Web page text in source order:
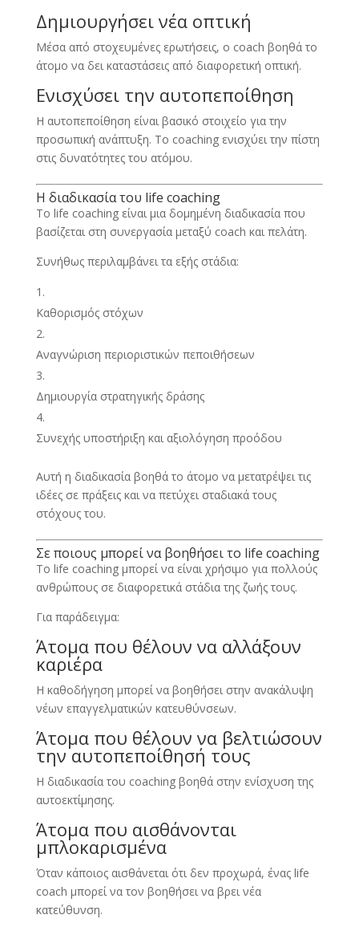
Δημιουργήσει νέα οπτική
Μέσα από στοχευμένες ερωτήσεις, ο coach βοηθά το
άτομο να δει καταστάσεις από διαφορετική οπτική.
Ενισχύσει την αυτοπεποίθηση
Η αυτοπεποίθηση είναι βασικό στοιχείο για την
προσωπική ανάπτυξη. Το coaching ενισχύει την πίστη
στις δυνατότητες του ατόμου.
Η διαδικασία του life coaching
Το life coaching είναι μια δομημένη διαδικασία που
βασίζεται στη συνεργασία μεταξύ coach και πελάτη.
Συνήθως περιλαμβάνει τα εξής στάδια:
Καθορισμός στόχων
Αναγνώριση περιοριστικών πεποιθήσεων
Δημιουργία στρατηγικής δράσης
Συνεχής υποστήριξη και αξιολόγηση προόδου
Αυτή η διαδικασία βοηθά το άτομο να μετατρέψει τις
ιδέες σε πράξεις και να πετύχει σταδιακά τους
στόχους του.
Σε ποιους μπορεί να βοηθήσει το life coaching
Το life coaching μπορεί να είναι χρήσιμο για πολλούς
ανθρώπους σε διαφορετικά στάδια της ζωής τους.
Για παράδειγμα:
Άτομα που θέλουν να αλλάξουν
καριέρα
Η καθοδήγηση μπορεί να βοηθήσει στην ανακάλυψη
νέων επαγγελματικών κατευθύνσεων.
Άτομα που θέλουν να βελτιώσουν
την αυτοπεποίθησή τους
Η διαδικασία του coaching βοηθά στην ενίσχυση της
αυτοεκτίμησης.
Άτομα που αισθάνονται
μπλοκαρισμένα
Όταν κάποιος αισθάνεται ότι δεν προχωρά, ένας life
coach μπορεί να τον βοηθήσει να βρει νέα
κατεύθυνση.